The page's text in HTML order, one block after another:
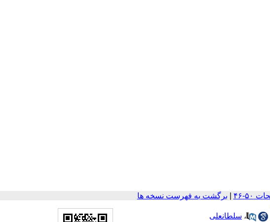
برگشت به فهرست نسخه ها
، سلطانعلی